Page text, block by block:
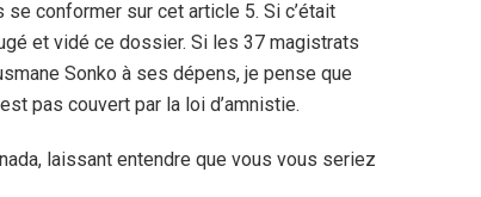
conformer sur cet article 5. Si c’était
et vidé ce dossier. Si les 37 magistrats
Sonko à ses dépens, je pense que
pas couvert par la loi d’amnistie.
laissant entendre que vous vous seriez